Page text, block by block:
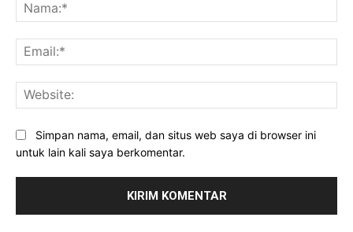
Simpan nama, email, dan situs web saya di browser ini
untuk lain kali saya berkomentar.